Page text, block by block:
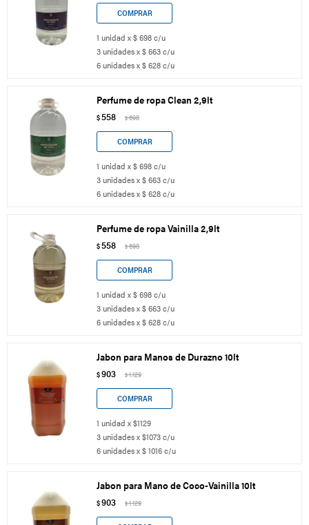
1 unidad x $ 698 c/u
3 unidades x $ 663 c/u
6 unidades x $ 628 c/u
Perfume de ropa Clean 2,9lt
$558 $698
1 unidad x $ 698 c/u
3 unidades x $ 663 c/u
6 unidades x $ 628 c/u
Perfume de ropa Vainilla 2,9lt
$558 $698
1 unidad x $ 698 c/u
3 unidades x $ 663 c/u
6 unidades x $ 628 c/u
Jabon para Manos de Durazno 10lt
$903 $1.129
1 unidad x $1129
3 unidades x $1073 c/u
6 unidades x $ 1016 c/u
Jabon para Mano de Coco-Vainilla 10lt
$903 $1.129